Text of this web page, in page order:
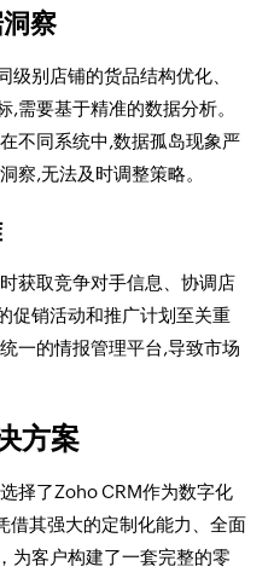
察
级别店铺的货品结构优化、
,需要基于精准的数据分析。
不同系统中,数据孤岛现象严
察,无法及时调整策略。
获取竞争对手信息、协调店
促销活动和推广计划至关重
一的情报管理平台,导致市场
方案
择了Zoho CRM作为数字化
借其强大的定制化能力、全面
为客户构建了一套完整的零